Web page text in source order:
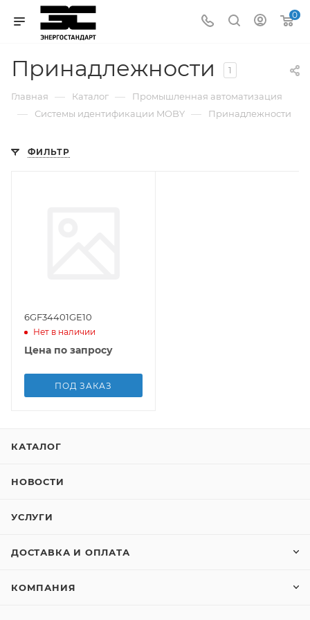
0
Принадлежности 1
Главная — Каталог — Промышленная автоматизация
— Системы идентификации MOBY — Принадлежности
ФИЛЬТР
6GF34401GE10
Нет в наличии
Цена по запросу
ПОД ЗАКАЗ
КАТАЛОГ
НОВОСТИ
УСЛУГИ
ДОСТАВКА И ОПЛАТА
КОМПАНИЯ